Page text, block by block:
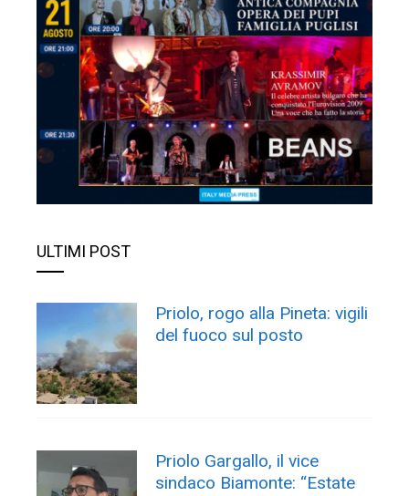
ULTIMI POST
Priolo, rogo alla Pineta: vigili
del fuoco sul posto
Priolo Gargallo, il vice
sindaco Biamonte: “Estate